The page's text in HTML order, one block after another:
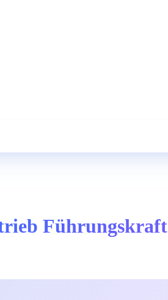
Führungskraft